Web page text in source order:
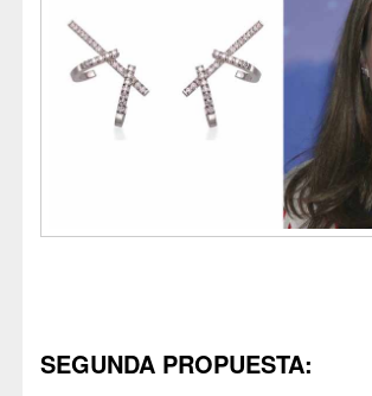
SEGUNDA PROPUESTA: